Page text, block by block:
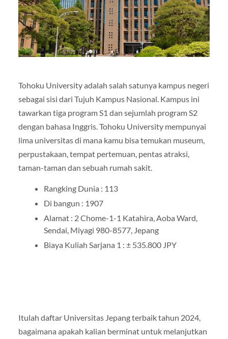
Tohoku University adalah salah satunya kampus negeri
sebagai sisi dari Tujuh Kampus Nasional. Kampus ini
tawarkan tiga program S1 dan sejumlah program S2
dengan bahasa Inggris. Tohoku University mempunyai
lima universitas di mana kamu bisa temukan museum,
perpustakaan, tempat pertemuan, pentas atraksi,
taman-taman dan sebuah rumah sakit.
Rangking Dunia : 113
Di bangun : 1907
Alamat : 2 Chome-1-1 Katahira, Aoba Ward,
Sendai, Miyagi 980-8577, Jepang
Biaya Kuliah Sarjana 1 : ± 535.800 JPY
Itulah daftar Universitas Jepang terbaik tahun 2024,
bagaimana apakah kalian berminat untuk melanjutkan